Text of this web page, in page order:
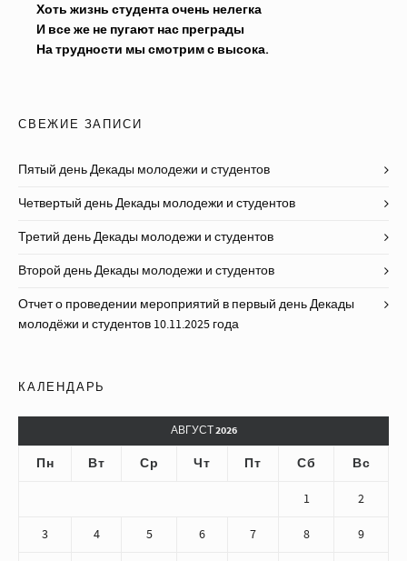
Хоть жизнь студента очень нелегка
И все же не пугают нас преграды
На трудности мы смотрим с высока.
СВЕЖИЕ ЗАПИСИ
Пятый день Декады молодежи и студентов
Четвертый день Декады молодежи и студентов
Третий день Декады молодежи и студентов
Второй день Декады молодежи и студентов
Отчет о проведении мероприятий в первый день Декады
молодёжи и студентов 10.11.2025 года
КАЛЕНДАРЬ
АВГУСТ 2026
Пн Вт Ср Чт Пт Сб Вс
1 2
3 4 5 6 7 8 9